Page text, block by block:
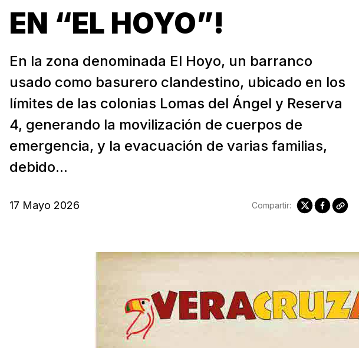
EN “EL HOYO”!
En la zona denominada El Hoyo, un barranco
usado como basurero clandestino, ubicado en los
límites de las colonias Lomas del Ángel y Reserva
4, generando la movilización de cuerpos de
emergencia, y la evacuación de varias familias,
debido...
17 Mayo 2026 Compartir: